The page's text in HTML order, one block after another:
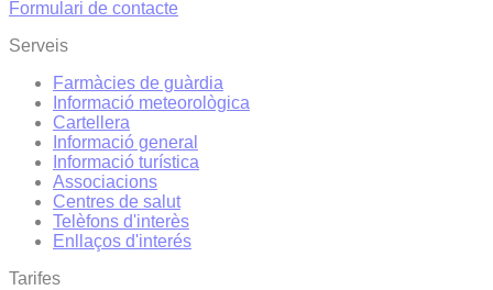
Formulari de contacte
Serveis
Farmàcies de guàrdia
Informació meteorològica
Cartellera
Informació general
Informació turística
Associacions
Centres de salut
Telèfons d'interès
Enllaços d'interés
Tarifes